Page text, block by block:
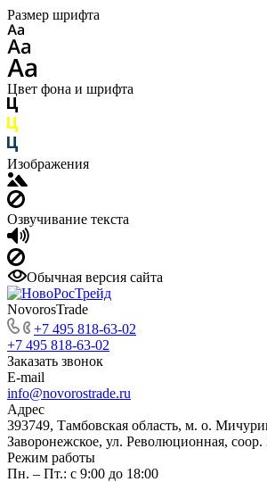
Размер шрифта
Цвет фона и шрифта
Изображения
Озвучивание текста
Обычная версия сайта
NovorosTrade
+7 495 818-63-02
+7 495 818-63-02
Заказать звонок
E-mail
info@novorostrade.ru
Адрес
393749, Тамбовская область, м. о.
Заворонежское, ул. Революционная, соор.
Режим работы
Пн. – Пт.: с 9:00 до 18:00